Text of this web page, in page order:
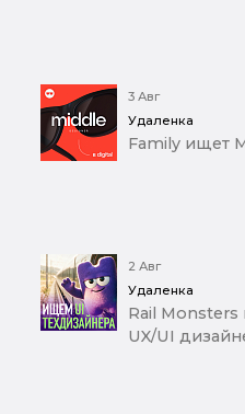
3 Авг
Удаленка
Family ищет
2 Авг
Удаленка
Rail Monsters
UX/UI